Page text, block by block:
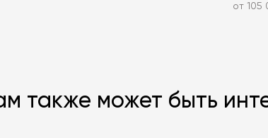
от 105
также может быть